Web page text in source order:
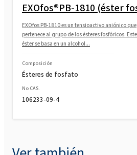
EXOfos®PB-1810 (éster
EXOfos PB-1810 es un tensioactivo aniónico que
pertenece al grupo de los ésteres fosfóricos. Este
éster se basa en un alcohol...
Composición
Ésteres de fosfato
No CAS.
106233-09-4